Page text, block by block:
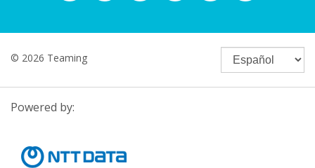
© 2026 Teaming
Powered by: